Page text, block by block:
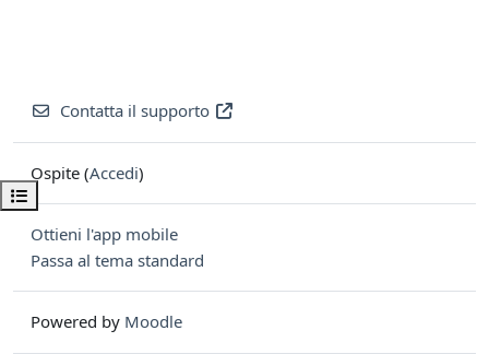
Apri indice del corso
Contatta il supporto
Ospite (Accedi)
Ottieni l'app mobile
Passa al tema standard
Powered by Moodle